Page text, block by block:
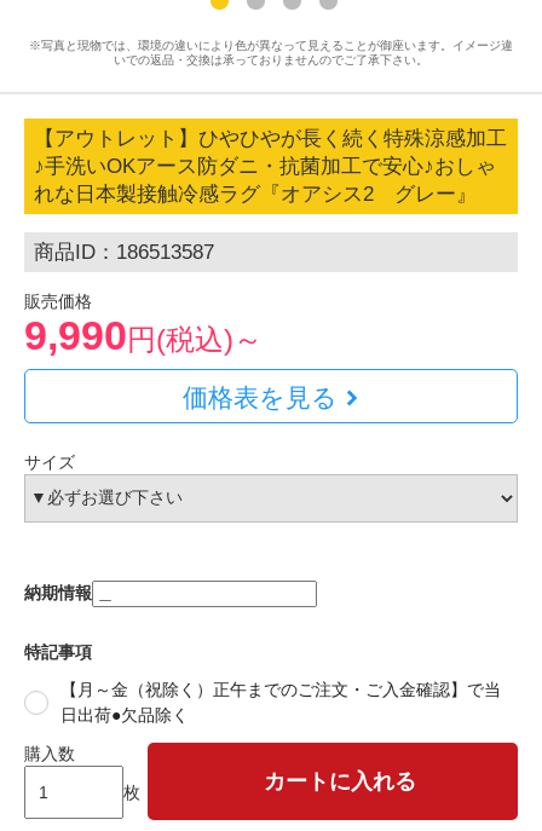
※写真と現物では、環境の違いにより色が異なって見えることが御座います。イメージ違
いでの返品・交換は承っておりませんのでご了承下さい。
【アウトレット】ひやひやが長く続く特殊涼感加工
♪手洗いOKアース防ダニ・抗菌加工で安心♪おしゃ
れな日本製接触冷感ラグ『オアシス2 グレー』
商品ID：186513587
販売価格
9,990円(税込)～
価格表を見る
サイズ
納期情報
特記事項
【月～金（祝除く）正午までのご注文・ご入金確認】で当
日出荷●欠品除く
購入数
枚
カートに入れる